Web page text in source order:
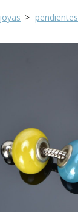
joyas pendientes